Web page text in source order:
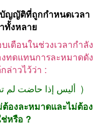
บัญญัติที่ถูกกำหนดเวลา
งหลาย
เดือนในช่วงเวลากำลัง
ดแทนการละหมาดดัง
ล่าวไว้ว่า :
أليس إذا حاضت لم تصل ولم تصم ) متفق عليه )
ต้องละหมาดและไม่ต้อง
หรือ ?